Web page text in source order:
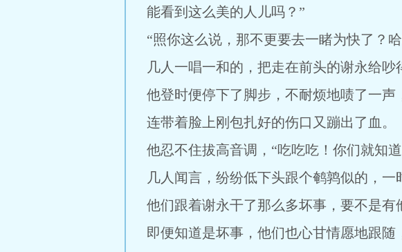
能看到这么美的人儿吗？”
“照你这么说，那不更要去一睹为快了
几人一唱一和的，把走在前头的谢永给吵
他登时便停下了脚步，不耐烦地啧了一声
连带着脸上刚包扎好的伤口又蹦出了血。
他忍不住拔高音调，“吃吃吃！你们就知
几人闻言，纷纷低下头跟个鹌鹑似的，一
他们跟着谢永干了那么多坏事，要不是有
即便知道是坏事，他们也心甘情愿地跟随